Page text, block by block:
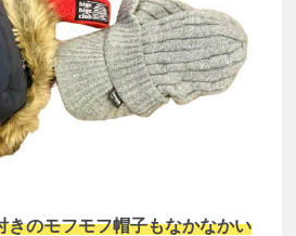
きのモフモフ帽子もなかなかい